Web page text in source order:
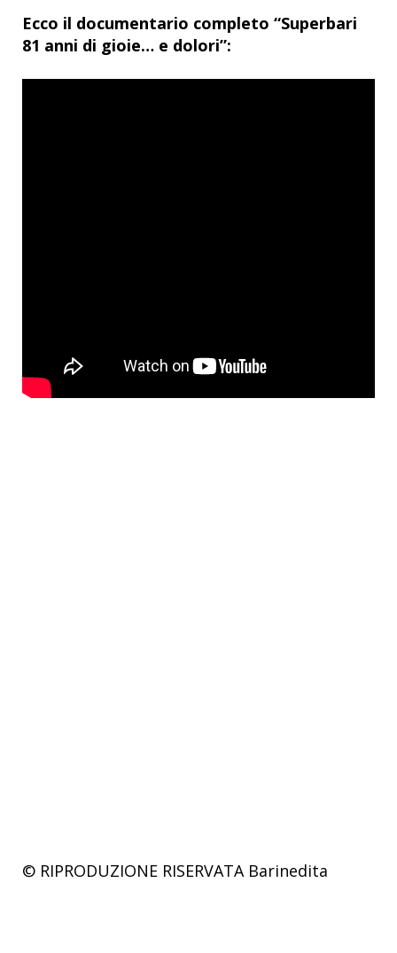
Ecco il documentario completo “Superbari
81 anni di gioie… e dolori”:
© RIPRODUZIONE RISERVATA Barinedita